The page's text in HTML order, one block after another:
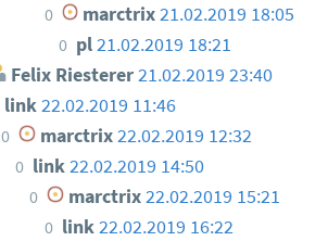
0 marctrix21.02.2019 18:05
0 pl21.02.2019 18:21
Felix Riesterer21.02.2019 23:40
link22.02.2019 11:46
0 marctrix22.02.2019 12:32
0 link22.02.2019 14:50
0 marctrix22.02.2019 15:21
0 link22.02.2019 16:22